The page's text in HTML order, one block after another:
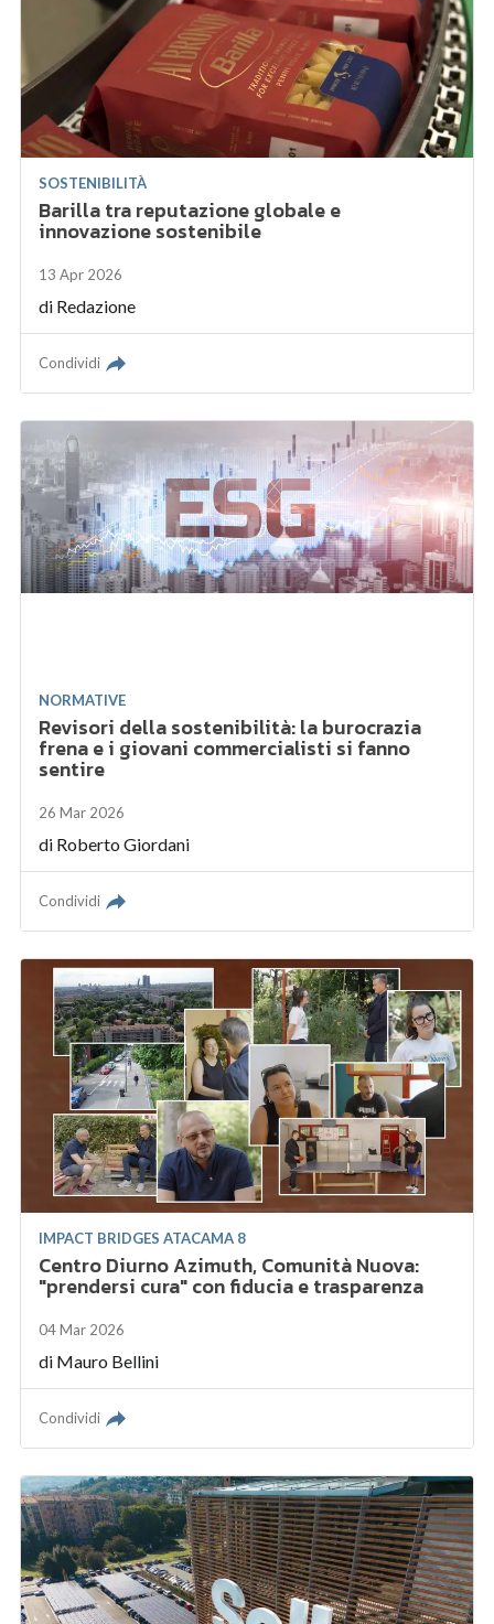
SOSTENIBILITÀ
Barilla tra reputazione globale e
innovazione sostenibile
13 Apr 2026
di Redazione
Condividi
NORMATIVE
Revisori della sostenibilità: la burocrazia
frena e i giovani commercialisti si fanno
sentire
26 Mar 2026
di Roberto Giordani
Condividi
IMPACT BRIDGES ATACAMA 8
Centro Diurno Azimuth, Comunità Nuova:
"prendersi cura" con fiducia e trasparenza
04 Mar 2026
di Mauro Bellini
Condividi